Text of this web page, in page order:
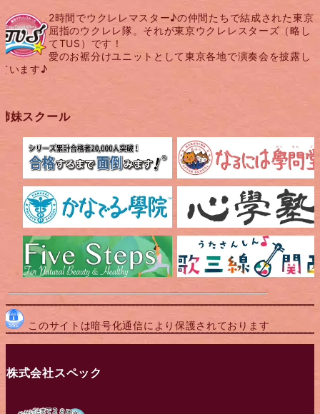
2時間でウクレレマスター♪の仲間たちで結成された東京
屈指のウクレレ隊。それが東京ウクレレスターズ（略し
てTUS）です！
愛のお裾分けユニットとして東京各地で演奏会を披露し
います♪
妹スクール
このサイトは暗号化通信により保護されております
株式会社スペック